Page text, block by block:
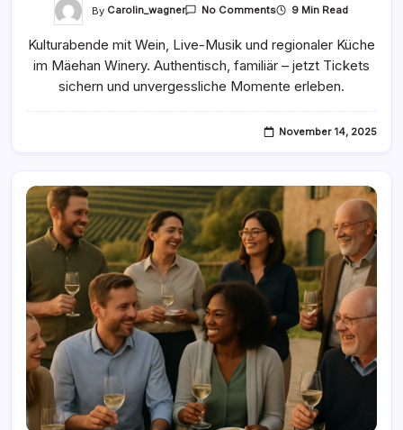
By Carolin_wagner No CommentsOn
Mit
Live-
Musik
Im
Mäehan
9 Min Read
Kulturabende mit Wein, Live-Musik und regionaler Küche
im Mäehan Winery. Authentisch, familiär – jetzt Tickets
sichern und unvergessliche Momente erleben.
November 14, 2025